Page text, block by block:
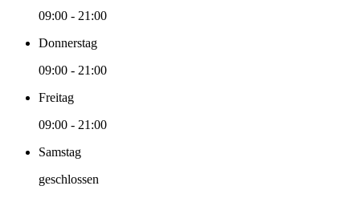
09:00 - 21:00
Donnerstag
09:00 - 21:00
Freitag
09:00 - 21:00
Samstag
geschlossen